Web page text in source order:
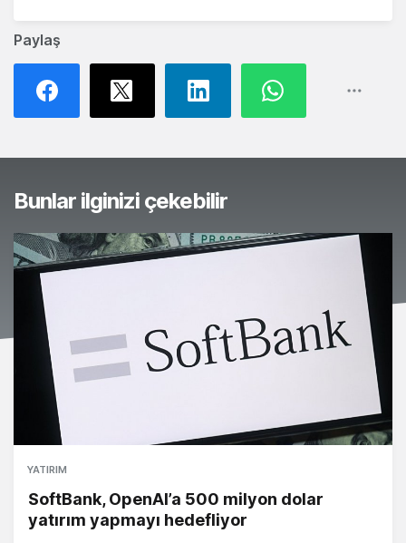
Paylaş
Bunlar ilginizi çekebilir
YATIRIM
SoftBank, OpenAI’a 500 milyon dolar
yatırım yapmayı hedefliyor